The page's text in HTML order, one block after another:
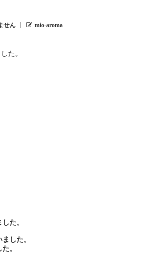
せん mio-aroma
た。
た。
した。
。